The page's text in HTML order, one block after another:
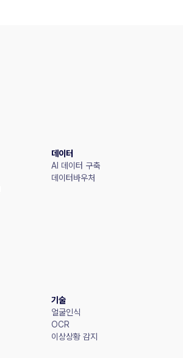
데이터
AI 데이터 구축
데이터바우처
기술
얼굴인식
OCR
이상상황 감지